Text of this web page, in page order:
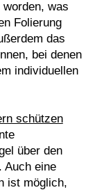
was
Folierung
das
bei denen
individuellen
schützen
über den
Auch eine
ist möglich,